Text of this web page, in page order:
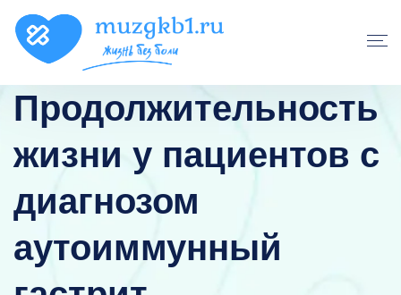
Продолжительность
жизни у пациентов с
диагнозом
аутоиммунный